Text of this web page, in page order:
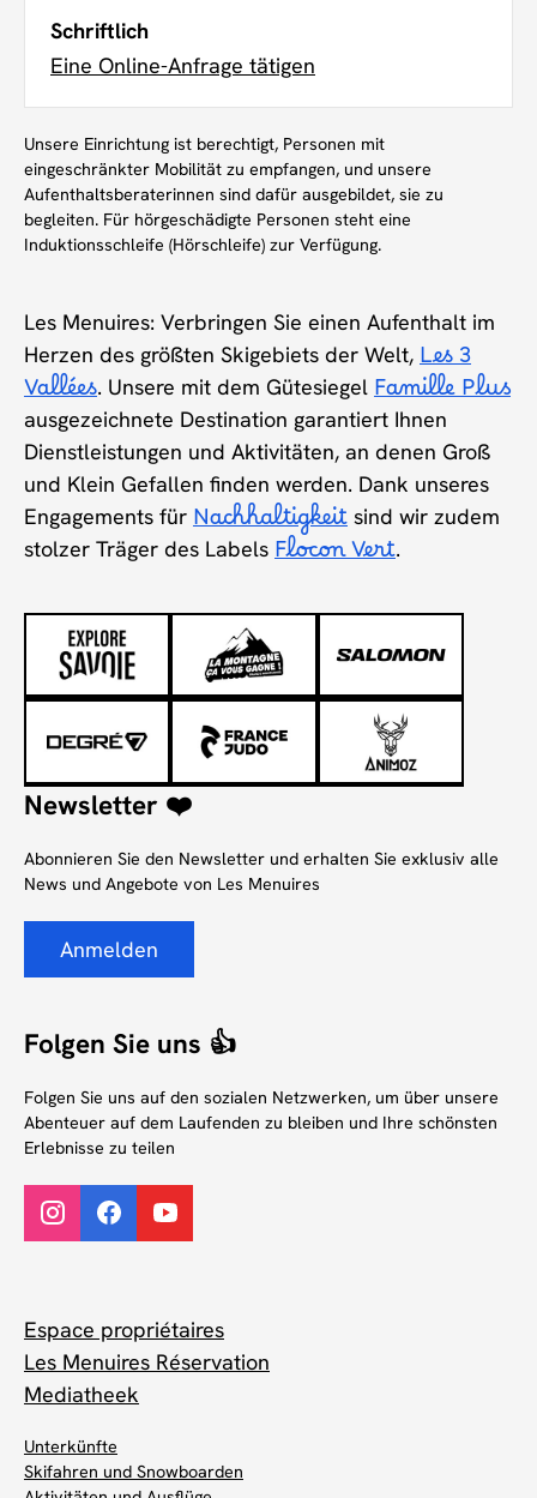
Schriftlich
Eine Online-Anfrage tätigen
Unsere Einrichtung ist berechtigt, Personen mit
eingeschränkter Mobilität zu empfangen, und unsere
Aufenthaltsberaterinnen sind dafür ausgebildet, sie zu
begleiten. Für hörgeschädigte Personen steht eine
Induktionsschleife (Hörschleife) zur Verfügung.
Les Menuires: Verbringen Sie einen Aufenthalt im
Herzen des größten Skigebiets der Welt, Les 3
Vallées. Unsere mit dem Gütesiegel Famille Plus
ausgezeichnete Destination garantiert Ihnen
Dienstleistungen und Aktivitäten, an denen Groß
und Klein Gefallen finden werden. Dank unseres
Engagements für Nachhaltigkeit sind wir zudem
stolzer Träger des Labels Flocon Vert.
Newsletter ❤️
Abonnieren Sie den Newsletter und erhalten Sie exklusiv alle
News und Angebote von Les Menuires
Anmelden
Folgen Sie uns 👍
Folgen Sie uns auf den sozialen Netzwerken, um über unsere
Abenteuer auf dem Laufenden zu bleiben und Ihre schönsten
Erlebnisse zu teilen
Espace propriétaires
Les Menuires Réservation
Mediatheek
Unterkünfte
Skifahren und Snowboarden